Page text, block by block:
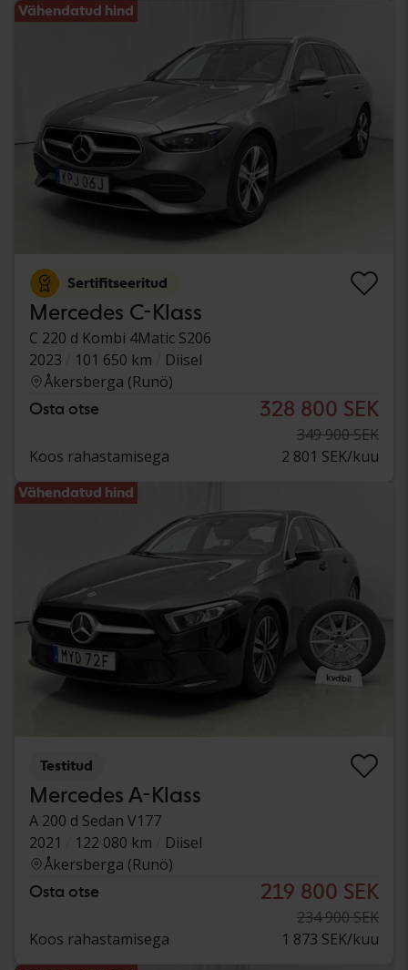
Vähendatud hind
Sertifitseeritud
Mercedes C-Klass
C 220 d Kombi 4Matic S206
2023
101 650 km
Diisel
Åkersberga (Runö)
Osta otse 328 800 SEK
349 900 SEK
Koos rahastamisega
2 801 SEK/kuu
Vähendatud hind
Testitud
Mercedes A-Klass
A 200 d Sedan V177
2021
122 080 km
Diisel
Åkersberga (Runö)
Osta otse 219 800 SEK
234 900 SEK
Koos rahastamisega
1 873 SEK/kuu